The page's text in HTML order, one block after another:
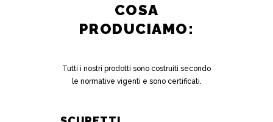
COSA
PRODUCIAMO:
Tutti i nostri prodotti sono costruiti secondo
le normative vigenti e sono certificati.